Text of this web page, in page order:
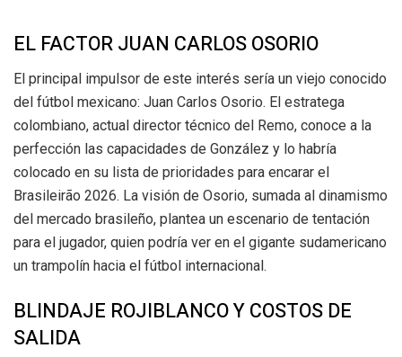
EL FACTOR JUAN CARLOS OSORIO
El principal impulsor de este interés sería un viejo conocido
del fútbol mexicano: Juan Carlos Osorio. El estratega
colombiano, actual director técnico del Remo, conoce a la
perfección las capacidades de González y lo habría
colocado en su lista de prioridades para encarar el
Brasileirão 2026. La visión de Osorio, sumada al dinamismo
del mercado brasileño, plantea un escenario de tentación
para el jugador, quien podría ver en el gigante sudamericano
un trampolín hacia el fútbol internacional.
BLINDAJE ROJIBLANCO Y COSTOS DE
SALIDA